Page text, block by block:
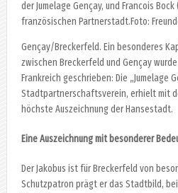
der Jumelage Gençay, und Francois
französischen Partnerstadt.Foto:
Gençay/Breckerfeld. Ein besonderes
zwischen Breckerfeld und Gençay
Frankreich geschrieben: Die „Jumelage
Stadtpartnerschaftsverein, erhielt mit
höchste Auszeichnung der Hansestadt.
Eine Auszeichnung mit besonderer
Der Jakobus ist für Breckerfeld von
Schutzpatron prägt er das Stadtbild,